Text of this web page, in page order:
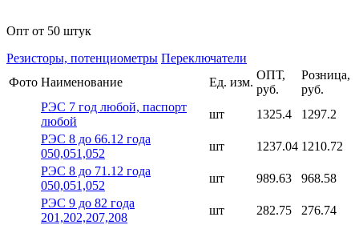
Опт от 50 штук
Резисторы, потенциометры Переключатели
Фото Наименование Ед. изм.
ОПТ,
руб.
Розница,
руб.
РЭС 7 год любой, паспорт
любой
шт 1325.4
1297.2
РЭС 8 до 66.12 года
050,051,052
шт 1237.04 1210.72
РЭС 8 до 71.12 года
050,051,052
шт 989.63
968.58
РЭС 9 до 82 года
201,202,207,208
шт 282.75
276.74